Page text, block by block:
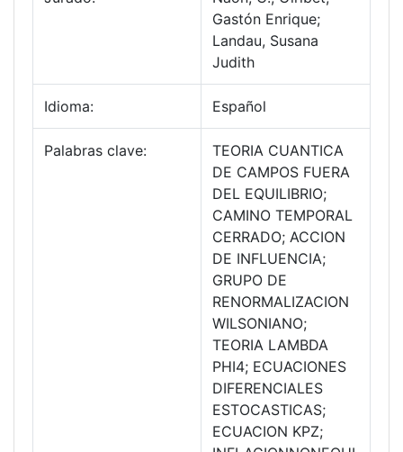
Gastón Enrique;
Landau, Susana
Judith
Idioma: Español
Palabras clave:
TEORIA CUANTICA
DE CAMPOS FUERA
DEL EQUILIBRIO;
CAMINO TEMPORAL
CERRADO; ACCION
DE INFLUENCIA;
GRUPO DE
RENORMALIZACION
WILSONIANO;
TEORIA LAMBDA
PHI4; ECUACIONES
DIFERENCIALES
ESTOCASTICAS;
ECUACION KPZ;